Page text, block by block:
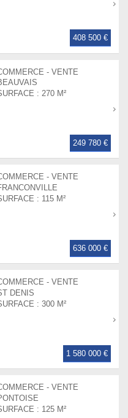
408 500 €
- VENTE
: 270 M²
249 780 €
- VENTE
: 115 M²
636 000 €
- VENTE
DENIS
: 300 M²
1 580 000 €
- VENTE
: 125 M²